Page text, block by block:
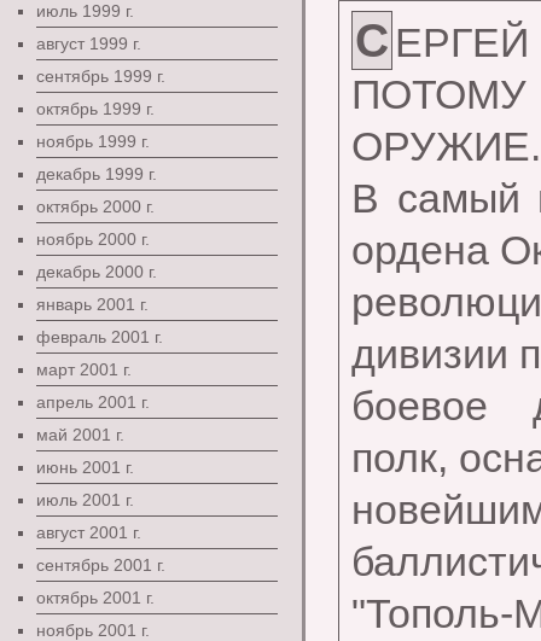
июль 1999 г.
август 1999 г.
сентябрь 1999 г.
октябрь 1999 г.
ноябрь 1999 г.
декабрь 1999 г.
октябрь 2000 г.
ноябрь 2000 г.
декабрь 2000 г.
январь 2001 г.
февраль 2001 г.
март 2001 г.
апрель 2001 г.
май 2001 г.
июнь 2001 г.
июль 2001 г.
август 2001 г.
сентябрь 2001 г.
октябрь 2001 г.
ноябрь 2001 г.
С
ОРУЖИЕ.
В самый
ордена
дивизии
боевое
полк,
"Тополь-